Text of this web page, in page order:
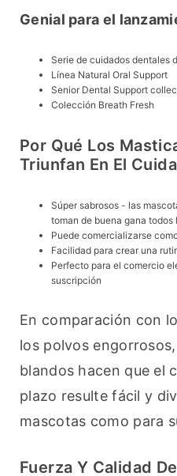
Genial para el
Serie de cuidados dentales
Línea Natural Oral Support
Senior Dental Support
Colección Breath Fresh
Por Qué Los
Triunfan En El
Súper sabrosos - las
toman de buena gana todos
Puede comercializarse
Facilidad para crear una
Perfecto para el comercio
suscripción
En comparación con
los polvos
blandos hacen que el
plazo resulte fácil y
mascotas como para
Fuerza Y Calidad